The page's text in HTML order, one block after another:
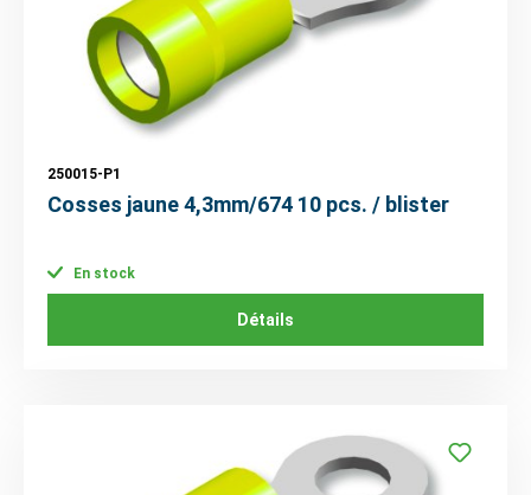
250015-P1
Cosses jaune 4,3mm/674 10 pcs. / blister
En stock
Détails